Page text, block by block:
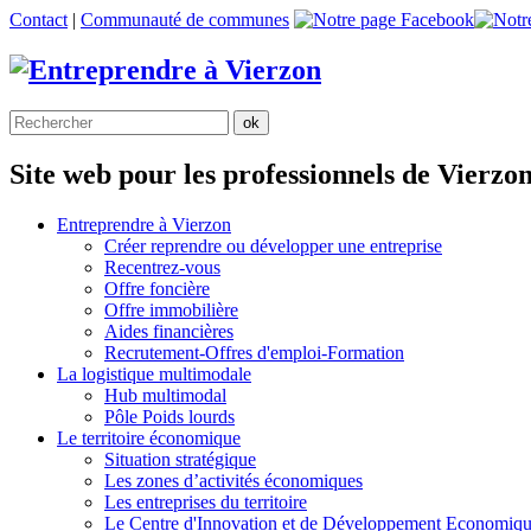
Contact | Communauté de communes
Site web pour les professionnels de
Entreprendre à Vierzon
Créer reprendre ou développer une entreprise
Recentrez-vous
Offre foncière
Offre immobilière
Aides financières
Recrutement-Offres d'emploi-Formation
La logistique multimodale
Hub multimodal
Pôle Poids lourds
Le territoire économique
Situation stratégique
Les zones d’activités économiques
Les entreprises du territoire
Le Centre d'Innovation et de Développement